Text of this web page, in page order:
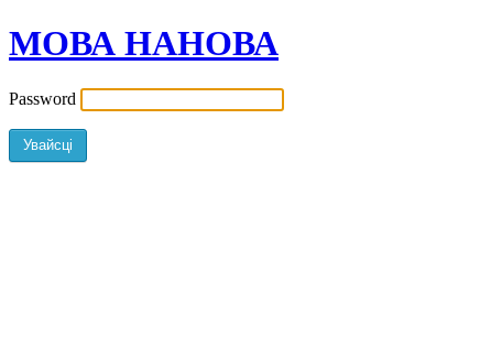
МОВА НАНОВА
Password